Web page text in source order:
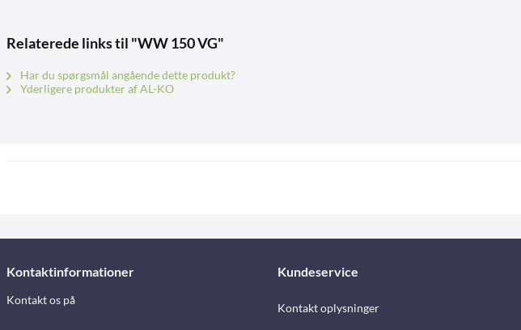
Relaterede links til "WW 150 VG"
Har du spørgsmål angående dette produkt?
Yderligere produkter af AL-KO
Kontaktinformationer
Kontakt os på
Kundeservice
Kontakt oplysninger